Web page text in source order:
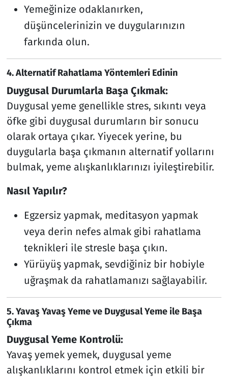
Yemeğinize odaklanırken,
düşüncelerinizin ve duygularınızın
farkında olun.
4.Alternatif Rahatlama Yöntemleri Edinin
Duygusal Durumlarla Başa Çıkmak:
Duygusal yeme genellikle stres, sıkıntı veya
öfke gibi duygusal durumların bir sonucu
olarak ortaya çıkar. Yiyecek yerine, bu
duygularla başa çıkmanın alternatif yollarını
bulmak, yeme alışkanlıklarınızı iyileştirebilir.
Nasıl Yapılır?
Egzersiz yapmak, meditasyon yapmak
veya derin nefes almak gibi rahatlama
teknikleri ile stresle başa çıkın.
Yürüyüş yapmak, sevdiğiniz bir hobiyle
uğraşmak da rahatlamanızı sağlayabilir.
5.Yavaş Yavaş Yeme ve Duygusal Yeme ile Başa
Çıkma
Duygusal Yeme Kontrolü:
Yavaş yemek yemek, duygusal yeme
alışkanlıklarını kontrol etmek için etkili bir